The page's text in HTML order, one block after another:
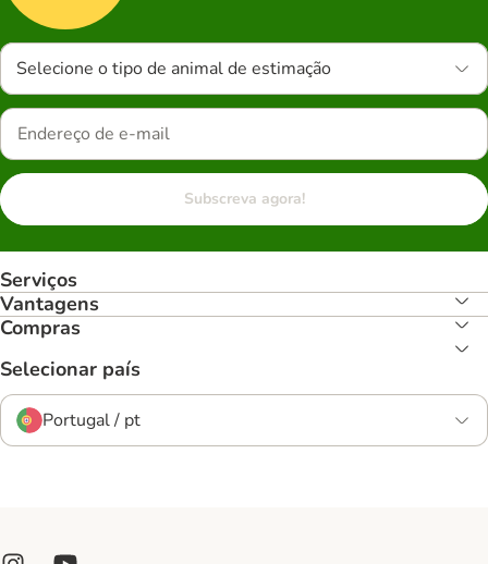
Selecione o tipo de animal de estimação
Subscreva agora!
Serviços
Vantagens
Compras
Selecionar país
Portugal / pt